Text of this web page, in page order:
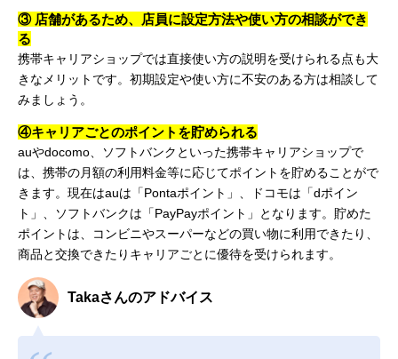
③ 店舗があるため、店員に設定方法や使い方の相談ができ
る
携帯キャリアショップでは直接使い方の説明を受けられる点も大
きなメリットです。初期設定や使い方に不安のある方は相談して
みましょう。
④キャリアごとのポイントを貯められる
auやdocomo、ソフトバンクといった携帯キャリアショップで
は、携帯の月額の利用料金等に応じてポイントを貯めることがで
きます。現在はauは「Pontaポイント」、ドコモは「dポイン
ト」、ソフトバンクは「PayPayポイント」となります。貯めた
ポイントは、コンビニやスーパーなどの買い物に利用できたり、
商品と交換できたりキャリアごとに優待を受けられます。
Takaさんのアドバイス